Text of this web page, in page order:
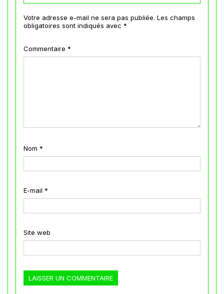
Votre adresse e-mail ne sera pas publiée. Les champs
obligatoires sont indiqués avec *
Commentaire *
Nom *
E-mail *
Site web